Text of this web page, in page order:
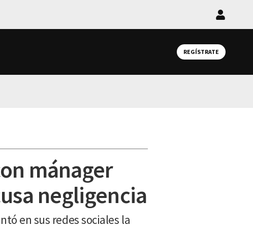
Iniciar
REGÍSTRATE
mánager
negligencia
en sus redes sociales la